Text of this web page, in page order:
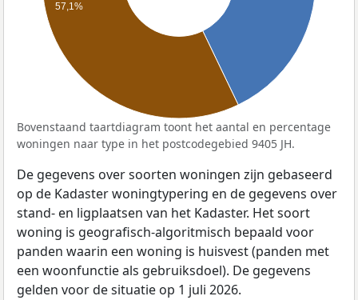
57,1%
Bovenstaand taartdiagram toont het aantal en percentage
woningen naar type in het postcodegebied 9405 JH.
De gegevens over soorten woningen zijn gebaseerd
op de Kadaster woningtypering en de gegevens over
stand- en ligplaatsen van het Kadaster. Het soort
woning is geografisch-algoritmisch bepaald voor
panden waarin een woning is huisvest (panden met
een woonfunctie als gebruiksdoel). De gegevens
gelden voor de situatie op 1 juli 2026.